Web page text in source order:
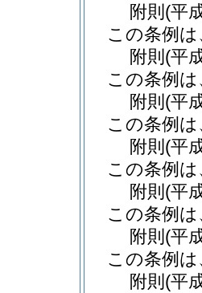
附則 (平
この条例
附則 (平
この条例
附則 (平
この条例
附則 (平
この条例
附則 (平
この条例
附則 (平
この条例
附則 (平